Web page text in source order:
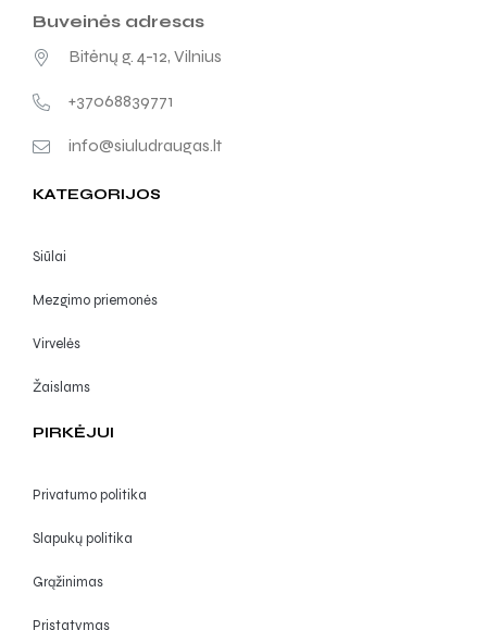
Buveinės adresas
Bitėnų g. 4-12, Vilnius
+37068839771
info@siuludraugas.lt
KATEGORIJOS
Siūlai
Mezgimo priemonės
Virvelės
Žaislams
PIRKĖJUI
Privatumo politika
Slapukų politika
Grąžinimas
Pristatymas